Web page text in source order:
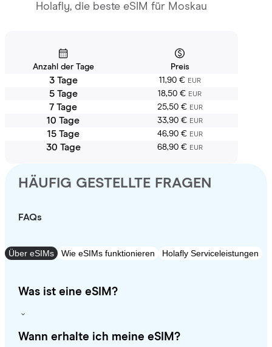
Holafly, die beste eSIM für Moskau
Anzahl der Tage Preis
3 Tage 11,90 € EUR
5 Tage 18,50 € EUR
7 Tage 25,50 € EUR
10 Tage 33,90 € EUR
15 Tage 46,90 € EUR
30 Tage 68,90 € EUR
HÄUFIG GESTELLTE FRAGEN
FAQs
Über eSIMs Wie eSIMs funktionieren Holafly Serviceleistungen
Was ist eine eSIM?
Wann erhalte ich meine eSIM?